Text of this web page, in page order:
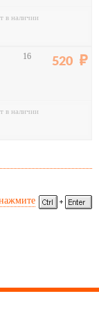
в наличии
16 520
в наличии